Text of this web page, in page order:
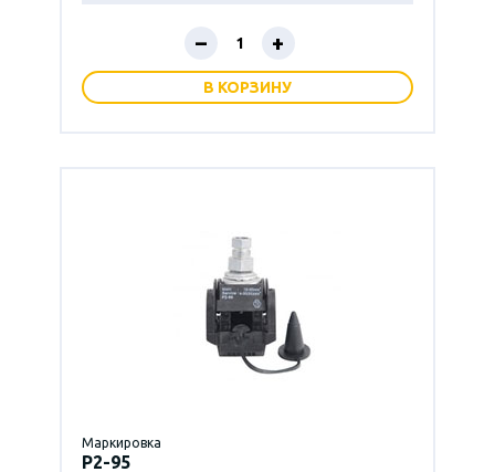
– +
В КОРЗИНУ
Маркировка
P2-95